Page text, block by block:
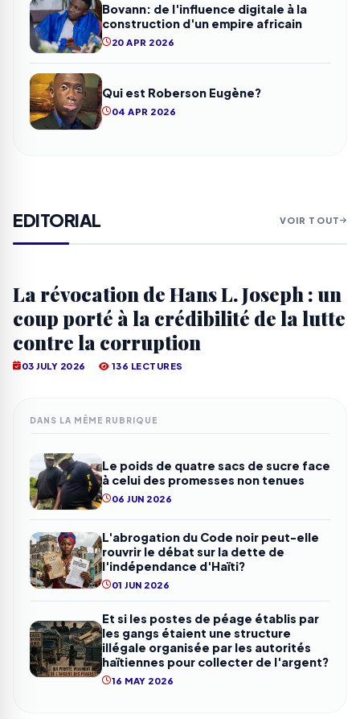
Bovann: de l'influence digitale à la
construction d'un empire africain
20 APR 2026
Qui est Roberson Eugène?
04 APR 2026
EDITORIAL VOIR TOUT
La révocation de Hans L. Joseph : un
coup porté à la crédibilité de la lutte
contre la corruption
03 JULY 2026 136 LECTURES
DANS LA MÊME RUBRIQUE
Le poids de quatre sacs de sucre face
à celui des promesses non tenues
06 JUN 2026
L'abrogation du Code noir peut-elle
rouvrir le débat sur la dette de
l'indépendance d'Haïti?
01 JUN 2026
Et si les postes de péage établis par
les gangs étaient une structure
illégale organisée par les autorités
haïtiennes pour collecter de l'argent?
16 MAY 2026